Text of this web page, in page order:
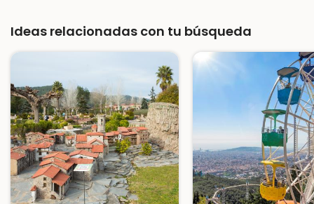
Ideas relacionadas con tu búsqueda